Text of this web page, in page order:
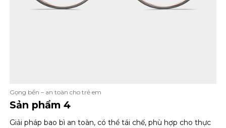
Gọng bền – an toàn cho trẻ em
Sản phẩm 4
Giải pháp bao bì an toàn, có thể tái chế, phù hợp cho thực